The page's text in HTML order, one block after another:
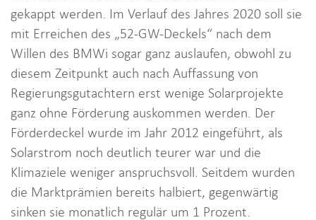
gekappt werden. Im Verlauf des Jahres 2020 soll sie
mit Erreichen des „52-GW-Deckels“ nach dem
Willen des BMWi sogar ganz auslaufen, obwohl zu
diesem Zeitpunkt auch nach Auffassung von
Regierungsgutachtern erst wenige Solarprojekte
ganz ohne Förderung auskommen werden. Der
Förderdeckel wurde im Jahr 2012 eingeführt, als
Solarstrom noch deutlich teurer war und die
Klimaziele weniger anspruchsvoll. Seitdem wurden
die Marktprämien bereits halbiert, gegenwärtig
sinken sie monatlich regulär um 1 Prozent.